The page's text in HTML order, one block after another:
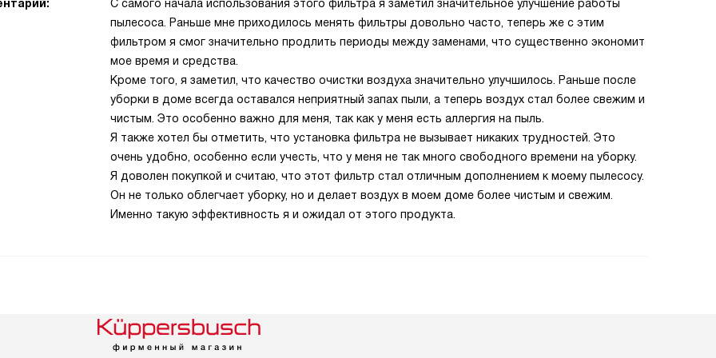
С самого начала использования этого фильтра я заметил значительное улучшение работы
пылесоса. Раньше мне приходилось менять фильтры довольно часто, теперь же с этим
фильтром я смог значительно продлить периоды между заменами, что существенно экономит
мое время и средства.
Кроме того, я заметил, что качество очистки воздуха значительно улучшилось. Раньше после
уборки в доме всегда оставался неприятный запах пыли, а теперь воздух стал более свежим и
чистым. Это особенно важно для меня, так как у меня есть аллергия на пыль.
Я также хотел бы отметить, что установка фильтра не вызывает никаких трудностей. Это
очень удобно, особенно если учесть, что у меня не так много свободного времени на уборку.
Я доволен покупкой и считаю, что этот фильтр стал отличным дополнением к моему пылесосу.
Он не только облегчает уборку, но и делает воздух в моем доме более чистым и свежим.
Именно такую эффективность я и ожидал от этого продукта.